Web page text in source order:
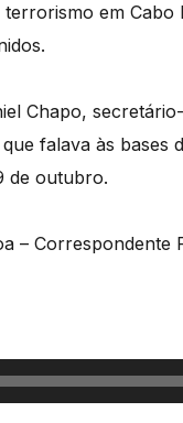
em Cabo
Chapo,
falava às
de outubro.
– Correspondente